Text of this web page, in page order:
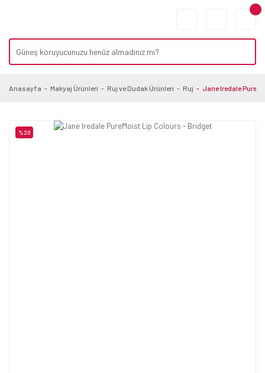
Anasayfa Makyaj Ürünleri Ruj ve Dudak Ürünleri Ruj Jane Iredale
%20